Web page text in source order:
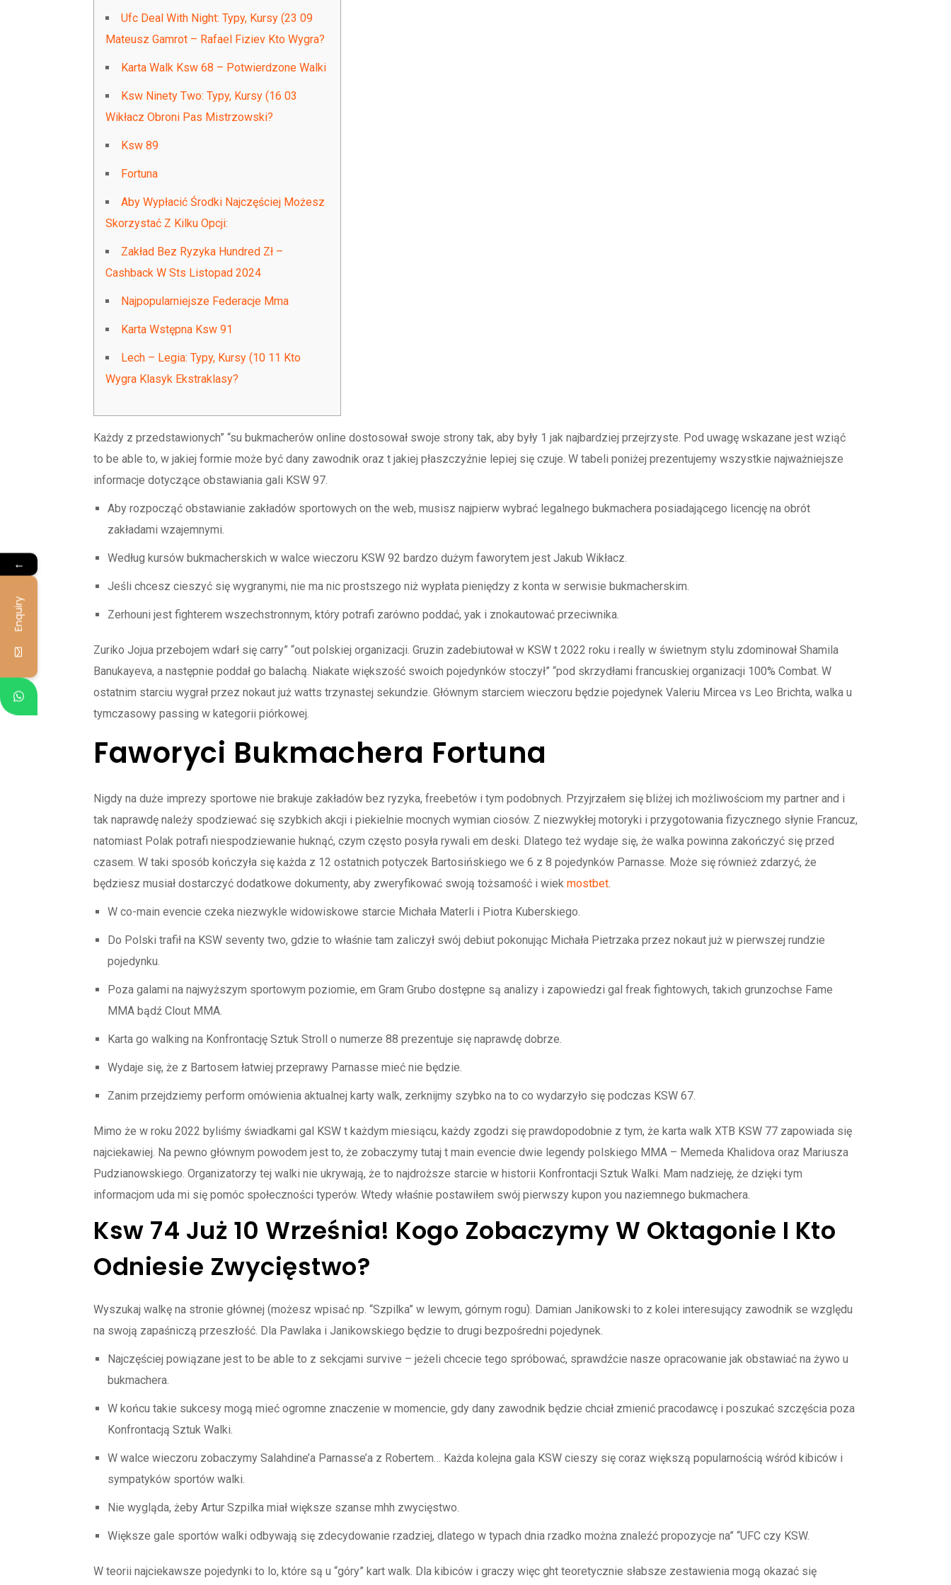
Ufc Deal With Night: Typy, Kursy (23 09
Mateusz Gamrot – Rafael Fiziev Kto Wygra?
Karta Walk Ksw 68 – Potwierdzone Walki
Ksw Ninety Two: Typy, Kursy (16 03
Wikłacz Obroni Pas Mistrzowski?
Ksw 89
Fortuna
Aby Wypłacić Środki Najczęściej Możesz
Skorzystać Z Kilku Opcji:
Zakład Bez Ryzyka Hundred Zł –
Cashback W Sts Listopad 2024
Najpopularniejsze Federacje Mma
Karta Wstępna Ksw 91
Lech – Legia: Typy, Kursy (10 11 Kto
Wygra Klasyk Ekstraklasy?
Każdy z przedstawionych” “su bukmacherów online dostosował swoje strony tak, aby były 1 jak najbardziej przejrzyste. Pod uwagę wskazane jest wziąć
to be able to, w jakiej formie może być dany zawodnik oraz t jakiej płaszczyźnie lepiej się czuje. W tabeli poniżej prezentujemy wszystkie najważniejsze
informacje dotyczące obstawiania gali KSW 97.
Aby rozpocząć obstawianie zakładów sportowych on the web, musisz najpierw wybrać legalnego bukmachera posiadającego licencję na obrót
zakładami wzajemnymi.
Według kursów bukmacherskich w walce wieczoru KSW 92 bardzo dużym faworytem jest Jakub Wikłacz.
Jeśli chcesz cieszyć się wygranymi, nie ma nic prostszego niż wypłata pieniędzy z konta w serwisie bukmacherskim.
Zerhouni jest fighterem wszechstronnym, który potrafi zarówno poddać, yak i znokautować przeciwnika.
Zuriko Jojua przebojem wdarł się carry” “out polskiej organizacji. Gruzin zadebiutował w KSW t 2022 roku i really w świetnym stylu zdominował Shamila
Banukayeva, a następnie poddał go balachą. Niakate większość swoich pojedynków stoczył” “pod skrzydłami francuskiej organizacji 100% Combat. W
ostatnim starciu wygrał przez nokaut już watts trzynastej sekundzie. Głównym starciem wieczoru będzie pojedynek Valeriu Mircea vs Leo Brichta, walka u
tymczasowy passing w kategorii piórkowej.
Faworyci Bukmachera Fortuna
Nigdy na duże imprezy sportowe nie brakuje zakładów bez ryzyka, freebetów i tym podobnych. Przyjrzałem się bliżej ich możliwościom my partner and i
tak naprawdę należy spodziewać się szybkich akcji i piekielnie mocnych wymian ciosów. Z niezwykłej motoryki i przygotowania fizycznego słynie Francuz,
natomiast Polak potrafi niespodziewanie huknąć, czym często posyła rywali em deski. Dlatego też wydaje się, że walka powinna zakończyć się przed
czasem. W taki sposób kończyła się każda z 12 ostatnich potyczek Bartosińskiego we 6 z 8 pojedynków Parnasse. Może się również zdarzyć, że
będziesz musiał dostarczyć dodatkowe dokumenty, aby zweryfikować swoją tożsamość i wiek mostbet.
W co-main evencie czeka niezwykle widowiskowe starcie Michała Materli i Piotra Kuberskiego.
Do Polski trafił na KSW seventy two, gdzie to właśnie tam zaliczył swój debiut pokonując Michała Pietrzaka przez nokaut już w pierwszej rundzie
pojedynku.
Poza galami na najwyższym sportowym poziomie, em Gram Grubo dostępne są analizy i zapowiedzi gal freak fightowych, takich grunzochse Fame
MMA bądź Clout MMA.
Karta go walking na Konfrontację Sztuk Stroll o numerze 88 prezentuje się naprawdę dobrze.
Wydaje się, że z Bartosem łatwiej przeprawy Parnasse mieć nie będzie.
Zanim przejdziemy perform omówienia aktualnej karty walk, zerknijmy szybko na to co wydarzyło się podczas KSW 67.
Mimo że w roku 2022 byliśmy świadkami gal KSW t każdym miesiącu, każdy zgodzi się prawdopodobnie z tym, że karta walk XTB KSW 77 zapowiada się
najciekawiej. Na pewno głównym powodem jest to, że zobaczymy tutaj t main evencie dwie legendy polskiego MMA – Memeda Khalidova oraz Mariusza
Pudzianowskiego. Organizatorzy tej walki nie ukrywają, że to najdroższe starcie w historii Konfrontacji Sztuk Walki. Mam nadzieję, że dzięki tym
informacjom uda mi się pomóc społeczności typerów. Wtedy właśnie postawiłem swój pierwszy kupon you naziemnego bukmachera.
Ksw 74 Już 10 Września! Kogo Zobaczymy W Oktagonie I Kto
Odniesie Zwycięstwo?
Wyszukaj walkę na stronie głównej (możesz wpisać np. “Szpilka” w lewym, górnym rogu). Damian Janikowski to z kolei interesujący zawodnik se względu
na swoją zapaśniczą przeszłość. Dla Pawlaka i Janikowskiego będzie to drugi bezpośredni pojedynek.
Najczęściej powiązane jest to be able to z sekcjami survive – jeżeli chcecie tego spróbować, sprawdźcie nasze opracowanie jak obstawiać na żywo u
bukmachera.
W końcu takie sukcesy mogą mieć ogromne znaczenie w momencie, gdy dany zawodnik będzie chciał zmienić pracodawcę i poszukać szczęścia poza
Konfrontacją Sztuk Walki.
W walce wieczoru zobaczymy Salahdine’a Parnasse’a z Robertem… Każda kolejna gala KSW cieszy się coraz większą popularnością wśród kibiców i
sympatyków sportów walki.
Nie wygląda, żeby Artur Szpilka miał większe szanse mhh zwycięstwo.
Większe gale sportów walki odbywają się zdecydowanie rzadziej, dlatego w typach dnia rzadko można znaleźć propozycje na” “UFC czy KSW.
W teorii najciekawsze pojedynki to lo, które są u “góry” kart walk. Dla kibiców i graczy więc ght teoretycznie słabsze zestawienia mogą okazać się
←
Enquiry